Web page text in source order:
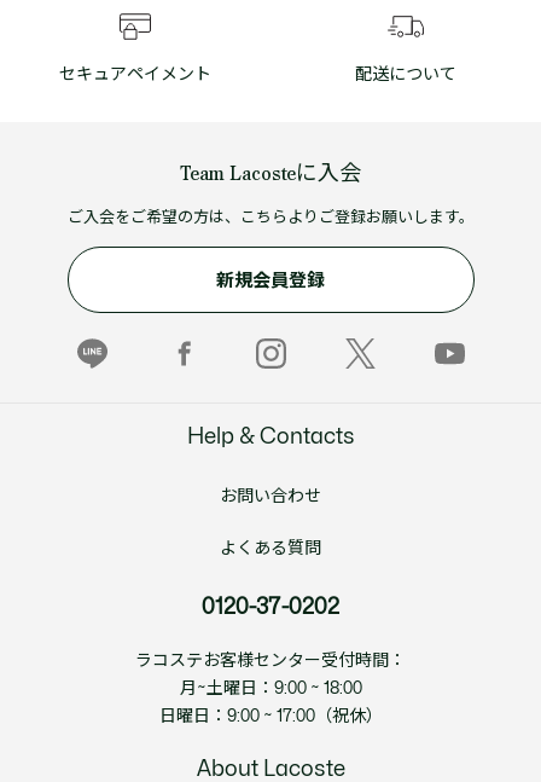
セキュアペイメント 配送について
Team Lacosteに入会
ご入会をご希望の方は、こちらよりご登録お願いします。
新規会員登録
Help & Contacts
お問い合わせ
よくある質問
0120-37-0202
ラコステお客様センター受付時間：
月~土曜日：9:00 ~ 18:00
日曜日：9:00 ~ 17:00（祝休）
About Lacoste